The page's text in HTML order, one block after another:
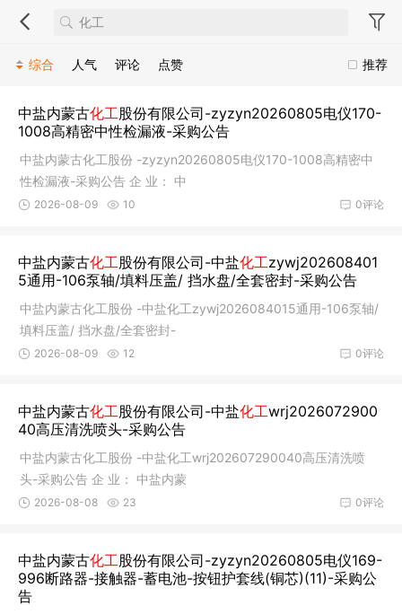
推荐
综合 人气 评论 点赞
中盐内蒙古化工股份有限公司-zyzyn20260805电仪170-
1008高精密中性检漏液-采购公告
中盐内蒙古化工股份 -zyzyn20260805电仪170-1008高精密中
性检漏液-采购公告 企 业： 中
0评论
2026-08-09 10
中盐内蒙古化工股份有限公司-中盐化工zywj202608401
5通用-106泵轴/填料压盖/ 挡水盘/全套密封-采购公告
中盐内蒙古化工股份 -中盐化工zywj2026084015通用-106泵轴/
填料压盖/ 挡水盘/全套密封-
0评论
2026-08-09 12
中盐内蒙古化工股份有限公司-中盐化工wrj2026072900
40高压清洗喷头-采购公告
中盐内蒙古化工股份 -中盐化工wrj202607290040高压清洗喷
头-采购公告 企 业： 中盐内蒙
0评论
2026-08-08 23
中盐内蒙古化工股份有限公司-zyzyn20260805电仪169-
996断路器-接触器-蓄电池-按钮护套线(铜芯)(11)-采购公
告